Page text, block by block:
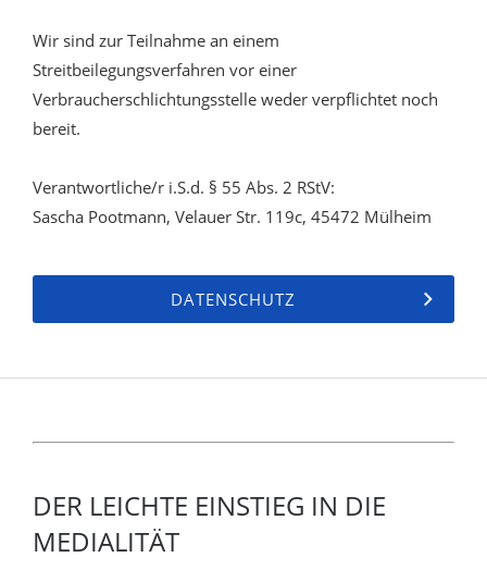
Wir sind zur Teilnahme an einem
Streitbeilegungsverfahren vor einer
Verbraucherschlichtungsstelle weder verpflichtet noch
bereit.
Verantwortliche/r i.S.d. § 55 Abs. 2 RStV:
Sascha Pootmann, Velauer Str. 119c, 45472 Mülheim
DATENSCHUTZ
DER LEICHTE EINSTIEG IN DIE
MEDIALITÄT